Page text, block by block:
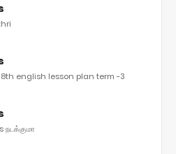
english lesson plan term -3